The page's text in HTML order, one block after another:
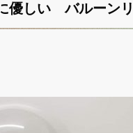
に優しい バルー